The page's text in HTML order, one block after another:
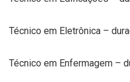
Técnico em Eletrônica –
Técnico em Enfermagem –